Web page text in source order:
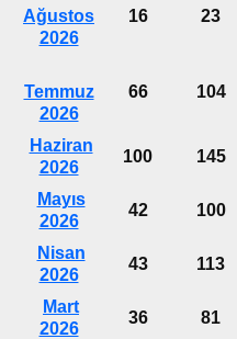
Ağustos
2026
16 23
Temmuz
2026
66 104
Haziran
2026
100 145
Mayıs
2026
42 100
Nisan
2026
43 113
Mart
2026
36 81